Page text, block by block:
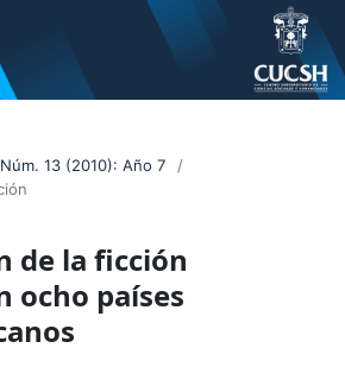
Núm. 13 (2010): Año 7
/
de la ficción
ocho países